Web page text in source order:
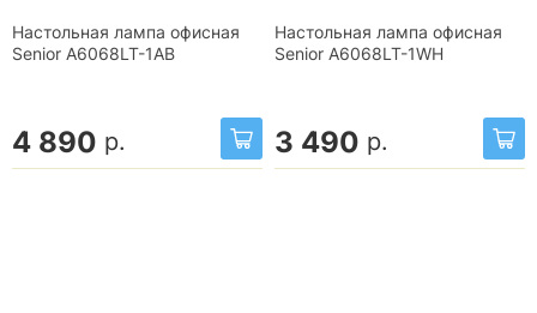
Настольная лампа офисная
Senior A6068LT-1AB
4 890 р.
Настольная лампа офисная
Senior A6068LT-1WH
3 490 р.